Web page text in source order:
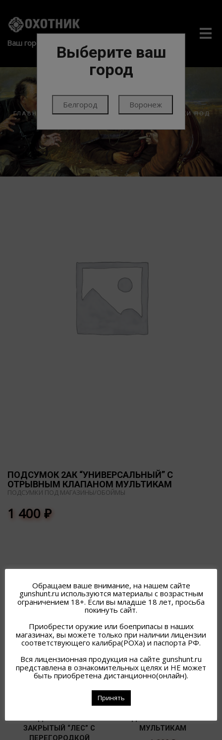
Ваш город:
Выберите ваш
город
Белгород Воронеж
ГЛАВНАЯ ЭКИПИРОВКА ТАКТИКА
ПОДСУМКИ ПОД
ПОДСУМОК 2АК “УНИВЕРСАЛЬНЫЙ” С
ОТРЫВНЫМ КЛАПАНОМ МУЛЬТИКАМ
ПОДСУМКИ ПОД МАГАЗИНЫ/ОБОЙМЫ
1 400₽
ПОХОЖИЕ ТОВАРЫ
ЗАКРЫТЫЙ “ЛЕС” С
ПЕРЕГОРОДКОЙ
МУЛЬТИКАМ
Обращаем ваше внимание, на нашем сайте
gunshunt.ru используются материалы с возрастным
ограничением 18+. Если вы младше 18 лет, просьба
покинуть сайт.
Приобрести оружие или боеприпасы в наших
магазинах, вы можете только при наличии лицензии
соответствующего калибра(РОХа) и паспорта РФ.
Вся лицензионная продукция на сайте gunshunt.ru
представлена в ознакомительных целях и НЕ может
быть приобретена дистанционно(онлайн).
Принять